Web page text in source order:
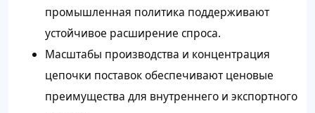
промышленная политика поддерживают
устойчивое расширение спроса.
Масштабы производства и концентрация
цепочки поставок обеспечивают ценовые
преимущества для внутреннего и экспортного